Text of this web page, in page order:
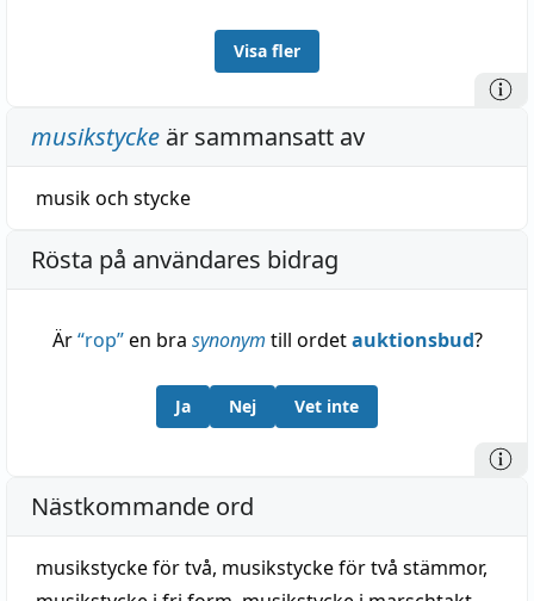
Visa fler
musikstycke är sammansatt av
musikoch stycke
Rösta på användares bidrag
Är“rop”en bra synonym till ordetauktionsbud?
Ja Nej Vet inte
Nästkommande ord
musikstycke för två, musikstycke för två stämmor,